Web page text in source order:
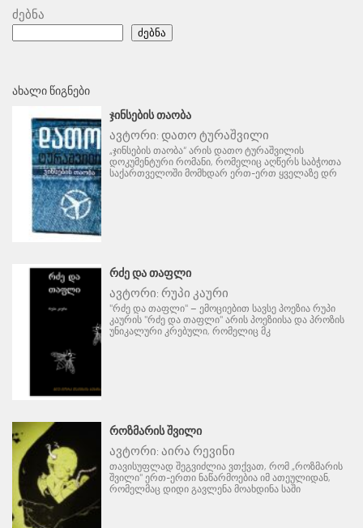
ძებნა
ძებნა
ᲐᲮᲐᲚᲘ ᲬᲘᲒᲜᲔᲑᲘ
ᲯᲘᲜᲡᲔᲑᲘᲡ ᲗᲐᲝᲑᲐ
ავტორი: დათო ტურაშვილი
„ჯინსების თაობა“ არის დათო ტურაშვილის
დოკუმენტური რომანი, რომელიც აღწერს საბჭოთა
საქართველოში მომხდარ ერთ-ერთ ყველაზე დრ
ᲠᲫᲔ ᲓᲐ ᲗᲐᲤᲚᲘ
ავტორი: რუპი კაური
"რძე და თაფლი" – ემოციებით სავსე პოეზია რუპი
კაურის "რძე და თაფლი" არის პოეზიისა და პროზის
უნიკალური კრებული, რომელიც მკ
ᲠᲝᲖᲛᲐᲠᲘᲡ ᲨᲕᲘᲚᲘ
ავტორი: აირა რევინი
თავისუფლად შეგვიძლია ვთქვათ, რომ „როზმარის
შვილი" ერთ-ერთი ნაწარმოებია იმ ათეულიდან,
რომელმაც დიდი გავლენა მოახდინა საში